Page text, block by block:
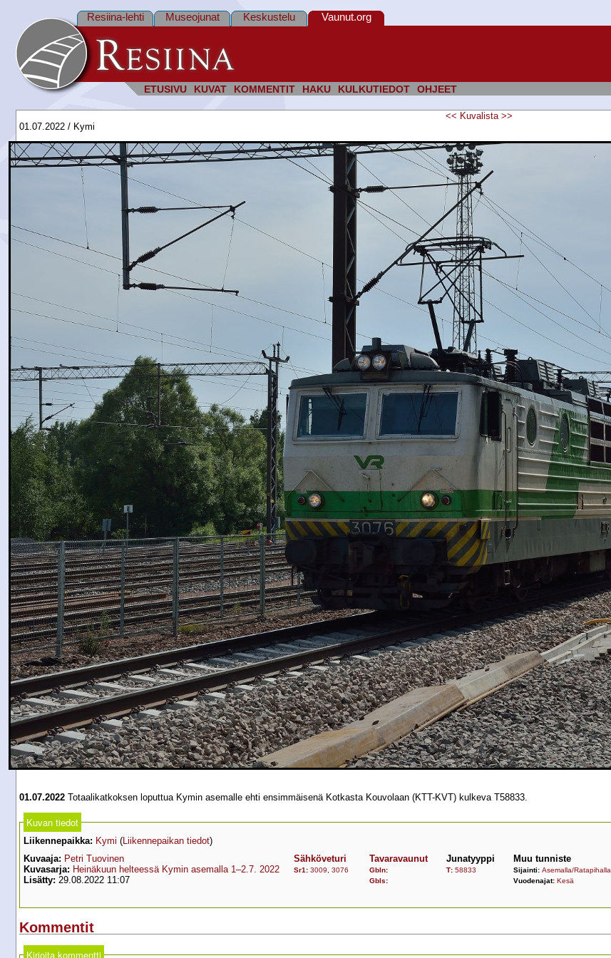
ETUSIVU KUVAT KOMMENTIT HAKU KULKUTIEDOT OHJEET
Resiina-lehti Museojunat Keskustelu Vaunut.org
<< Kuvalista >>
01.07.2022 / Kymi
01.07.2022 Totaalikatkoksen loputtua Kymin asemalle ehti ensimmäisenä Kotkasta Kouvolaan (KTT-KVT) kulkeva T58833.
Kuvan tiedot
Liikennepaikka: Kymi (Liikennepaikan tiedot)
Kuvaaja: Petri Tuovinen
Kuvasarja: Heinäkuun helteessä Kymin asemalla 1–2.7. 2022
Lisätty: 29.08.2022 11:07
Sähköveturi
Sr1 : 3009 3076
Tavaravaunut
Gbln:
Gbls:
Junatyyppi
T: 58833
Muu tunniste
Sijainti: Asemalla/Ratapihalla
Vuodenajat: Kesä
Kommentit
Kirjoita kommentti